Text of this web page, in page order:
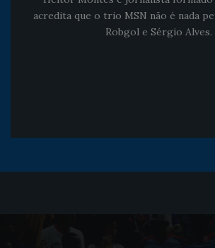
acredita que o trio MSN não é nada
Robgol e Sérgio Alves.